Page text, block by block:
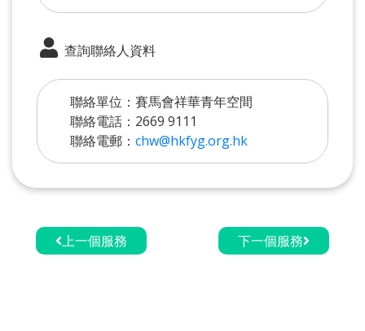
查詢聯絡人資料
聯絡單位：賽馬會祥華青年空間
聯絡電話：2669 9111
聯絡電郵： chw@hkfyg.org.hk
上一個服務 下一個服務